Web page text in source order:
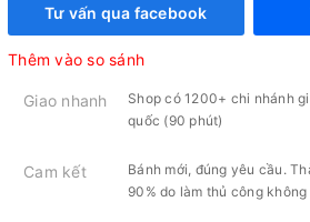
Tư vấn qua facebook
Thêm vào so sánh
Giao nhanh
Shop có 1200+ chi nhánh
quốc (90 phút)
Cam kết
Bánh mới, đúng yêu cầu.
90% do làm thủ công không